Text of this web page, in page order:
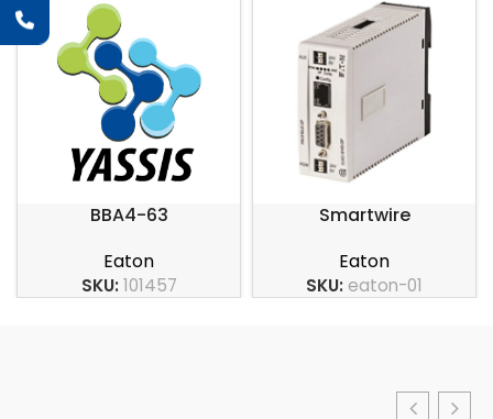
BBA4-63
Eaton
SKU:101457
Smartwire
Eaton
SKU: eaton-01